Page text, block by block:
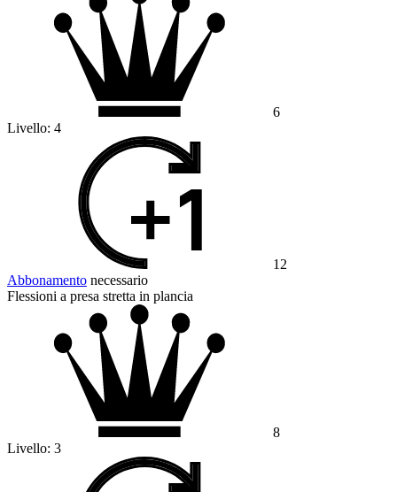
6
Livello: 4
12
Abbonamento necessario
Flessioni a presa stretta in plancia
8
Livello: 3